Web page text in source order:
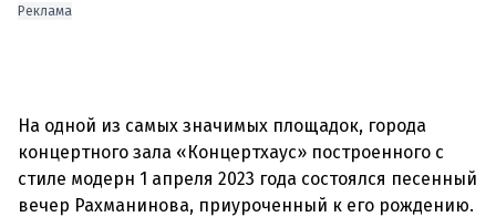
Реклама
На одной из самых значимых площадок, города
концертного зала «Концертхаус» построенного с
стиле модерн 1 апреля 2023 года состоялся песенный
вечер Рахманинова, приуроченный к его рождению.